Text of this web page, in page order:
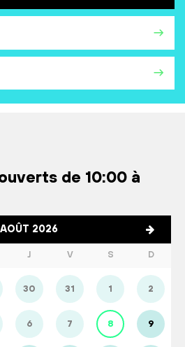
de 10:00 à
AOÛT 2026
J V S D
30 31 1 2
6 7 8 9